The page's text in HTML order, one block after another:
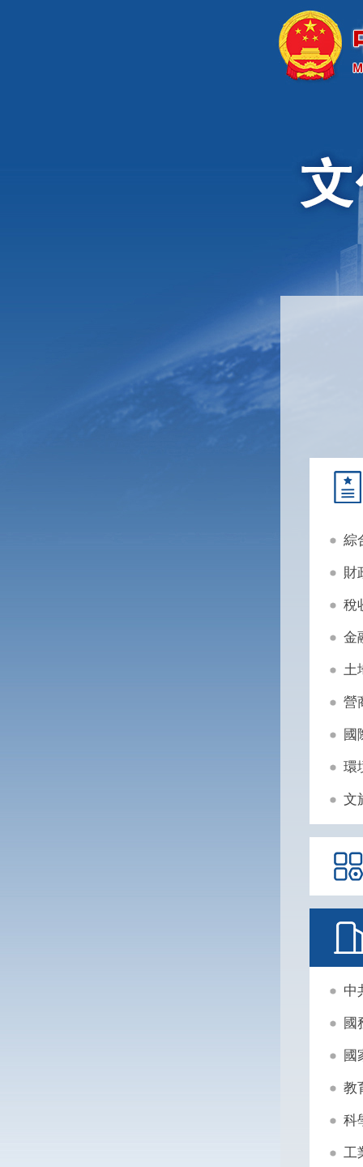
綜
財
稅
金
土
營
國
環
文
中
國
國
教
科
工